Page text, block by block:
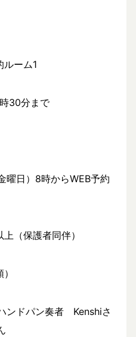
ーム1
30分まで
曜日）8時からWEB予約
（保護者同伴）
ンドパン奏者 Kenshiさ